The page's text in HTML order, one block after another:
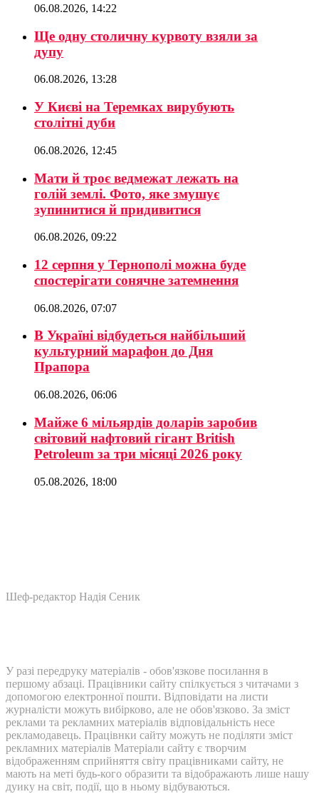
06.08.2026, 14:22
Ще одну столичну курвоту взяли за
дупу
06.08.2026, 13:28
У Києві на Теремках вирубують
столітні дуби
06.08.2026, 12:45
Мати й троє ведмежат лежать на
голій землі. Фото, яке змушує
зупинитися й придивитися
06.08.2026, 09:22
12 серпня у Тернополі можна буде
спостерігати сонячне затемнення
06.08.2026, 07:07
В Україні відбудеться найбільший
культурний марафон до Дня
Прапора
06.08.2026, 06:06
Майже 6 мільярдів доларів заробив
світовий нафтовий гігант British
Petroleum за три місяці 2026 року
05.08.2026, 18:00
Шеф-редактор Надія Сеник
У разі передруку матеріалів - обов'язкове посилання в
першому абзаці. Працівники сайту спілкується з читачами з
допомогою електронної пошти. Відповідати на листи
журналісти можуть вибірково, але не обов'язково. За зміст
реклами та рекламних матеріалів відповідальність несе
рекламодавець. Працівнки сайту можуть не поділяти зміст
рекламних матеріалів Матеріали сайту є творчим
відображенням сприйняття світу працівниками сайту, не
мають на меті будь-кого образити та відображають лише нашу
дуику на світ, події, що в ньому відбуваються.